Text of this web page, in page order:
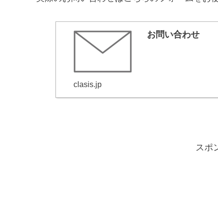
お問い合わせ
clasis.jp
スポ